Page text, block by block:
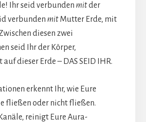
Ihr seid verbunden mitder
verbunden mitMutter Erde, mit
diesen zwei
seid Ihr der Körper,
dieser Erde – DAS SEID IHR.
erkennt Ihr, wie Eure
fließen oder nicht fließen.
reinigt Eure Aura-